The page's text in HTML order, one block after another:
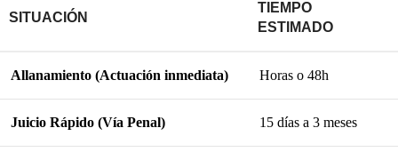
SITUACIÓN
TIEMPO
ESTIMADO
Allanamiento (Actuación inmediata) Horas o 48h
Juicio Rápido (Vía Penal) 15 días a 3 meses